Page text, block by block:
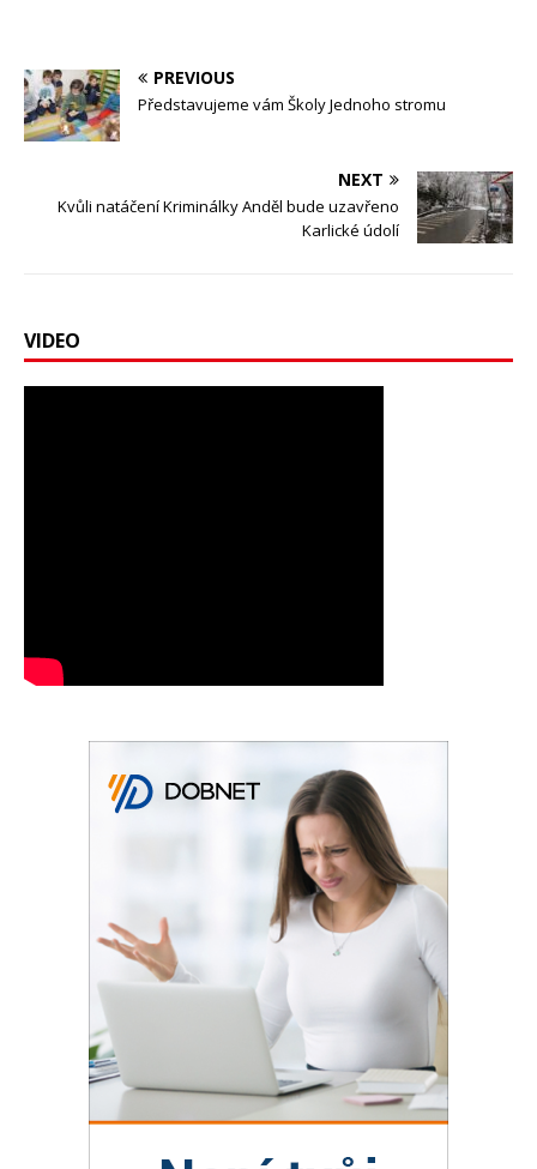
PREVIOUS
Představujeme vám Školy Jednoho stromu
NEXT
Kvůli natáčení Kriminálky Anděl bude uzavřeno
Karlické údolí
VIDEO